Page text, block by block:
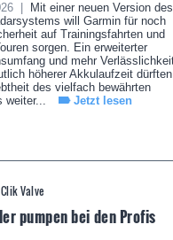
|
Mit einer neuen Version des
will Garmin für noch
auf Trainingsfahrten und
sorgen. Ein erweiterter
und mehr
höherer Akkulaufzeit dürften
des vielfach bewährten
weiter...
Jetzt lesen
Valve
pumpen bei den Profis